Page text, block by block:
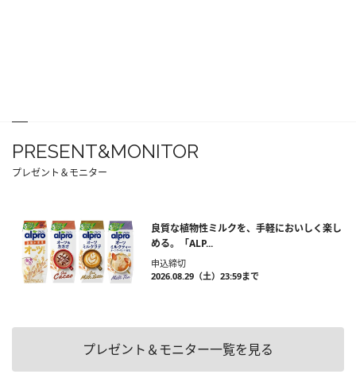
PRESENT&MONITOR
プレゼント＆モニター
良質な植物性ミルクを、手軽においしく楽し
める。「ALP...
申込締切
2026.08.29（土）23:59まで
プレゼント＆モニター一覧を見る